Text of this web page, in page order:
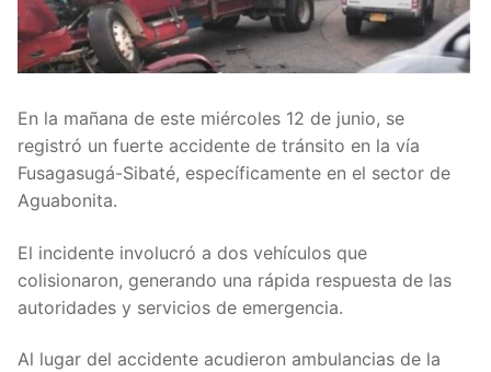
En la mañana de este miércoles 12 de junio, se
registró un fuerte accidente de tránsito en la vía
Fusagasugá-Sibaté, específicamente en el sector de
Aguabonita.
El incidente involucró a dos vehículos que
colisionaron, generando una rápida respuesta de las
autoridades y servicios de emergencia.
Al lugar del accidente acudieron ambulancias de la